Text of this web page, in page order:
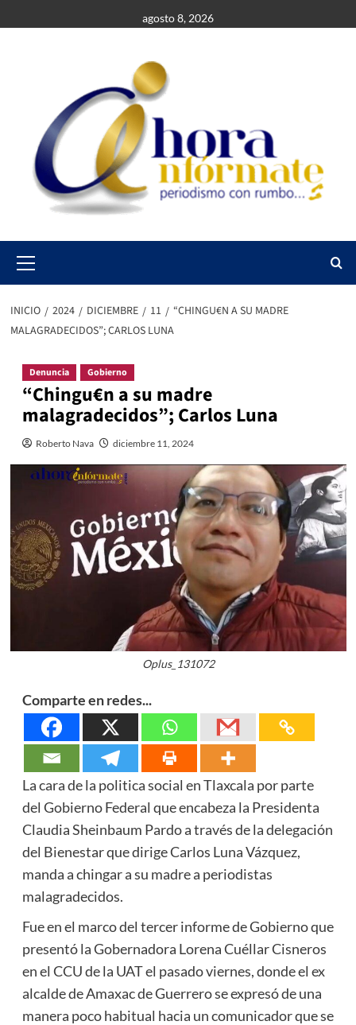
al
agosto 8, 2026
Menu
INICIO 2024 DICIEMBRE 11
“CHINGU€N A SU MADRE
MALAGRADECIDOS”; CARLOS LUNA
Denuncia Gobierno
“Chingu€n a su madre
malagradecidos”; Carlos Luna
Roberto Nava diciembre 11, 2024
Oplus_131072
Comparte en redes...
La cara de la politica social en Tlaxcala por parte
del Gobierno Federal que encabeza la Presidenta
Claudia Sheinbaum Pardo a través de la delegación
del Bienestar que dirige Carlos Luna Vázquez,
manda a chingar a su madre a periodistas
malagradecidos.
Fue en el marco del tercer informe de Gobierno que
presentó la Gobernadora Lorena Cuéllar Cisneros
en el CCU de la UAT el pasado viernes, donde el ex
alcalde de Amaxac de Guerrero se expresó de una
manera poco habitual hacia un comunicador que se